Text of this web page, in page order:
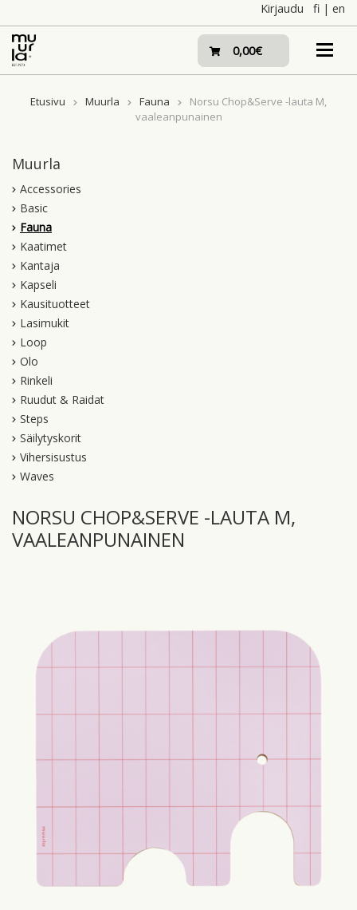
to
content
Kirjaudu fi | en
0,00€
Etusivu Muurla Fauna
Norsu Chop&Serve -lauta M,
vaaleanpunainen
Muurla
Accessories
Basic
Fauna
Kaatimet
Kantaja
Kapseli
Kausituotteet
Lasimukit
Loop
Olo
Rinkeli
Ruudut & Raidat
Steps
Säilytyskorit
Vihersisustus
Waves
NORSU CHOP&SERVE -LAUTA M,
VAALEANPUNAINEN